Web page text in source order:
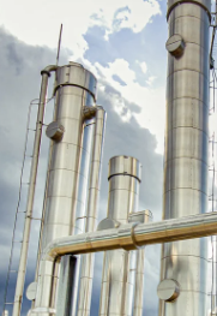
Soilfood webbutik